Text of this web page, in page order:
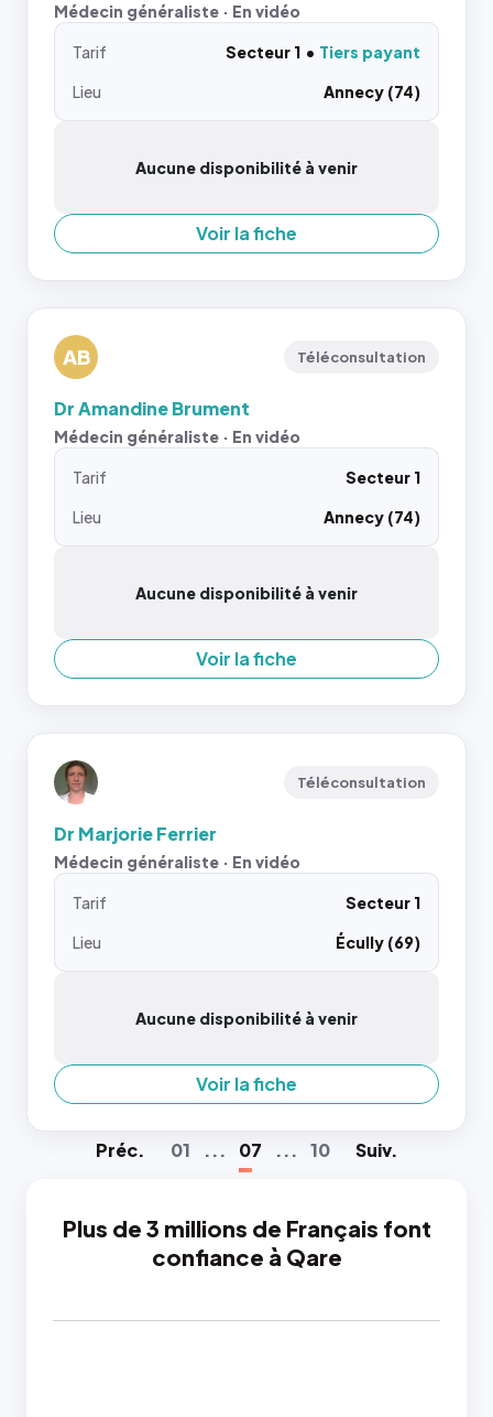
Médecin généraliste · En vidéo
Tarif Secteur 1
Tiers payant
Lieu
Annecy (74)
Aucune disponibilité à venir
Voir la fiche
AB Téléconsultation
Dr Amandine Brument
Médecin généraliste · En vidéo
Tarif
Secteur 1
Lieu
Annecy (74)
Aucune disponibilité à venir
Voir la fiche
Téléconsultation
Dr Marjorie Ferrier
Médecin généraliste · En vidéo
Tarif
Secteur 1
Lieu
Écully (69)
Aucune disponibilité à venir
Voir la fiche
Préc. 01 ... 07 ... 10 Suiv.
Plus de 3 millions de Français font
confiance à Qare